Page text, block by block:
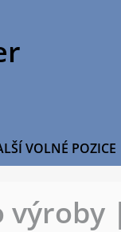
VOLNÉ POZICE
výroby